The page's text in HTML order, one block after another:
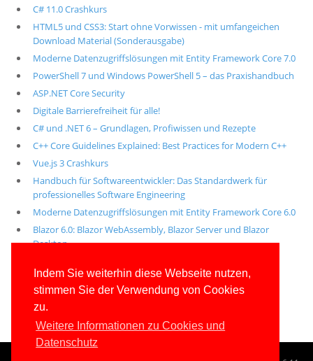
Indem Sie weiterhin diese Webseite nutzen,
stimmen Sie der Verwendung von Cookies
zu.
Weitere Informationen zu Cookies und
Datenschutz
C# 11.0 Crashkurs
HTML5 und CSS3: Start ohne Vorwissen - mit umfangeichen
Download Material (Sonderausgabe)
Moderne Datenzugriffslösungen mit Entity Framework Core 7.0
PowerShell 7 und Windows PowerShell 5 – das Praxishandbuch
ASP.NET Core Security
Digitale Barrierefreiheit für alle!
C# und .NET 6 – Grundlagen, Profiwissen und Rezepte
C++ Core Guidelines Explained: Best Practices for Modern C++
Vue.js 3 Crashkurs
Handbuch für Softwareentwickler: Das Standardwerk für
professionelles Software Engineering
Moderne Datenzugriffslösungen mit Entity Framework Core 6.0
Blazor 6.0: Blazor WebAssembly, Blazor Server und Blazor
Desktop
Alle unsere aktuellen Fachbücher
E-Book-Abo für ab 99 Euro im Jahr